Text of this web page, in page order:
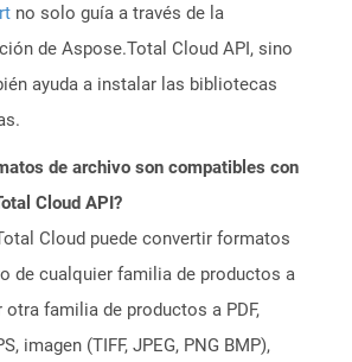
no solo guía a través de la
de Aspose.Total Cloud API, sino
ayuda a instalar las bibliotecas
de archivo son compatibles con
Cloud API?
Cloud puede convertir formatos
de cualquier familia de productos a
otra familia de productos a PDF,
imagen (TIFF, JPEG, PNG BMP),